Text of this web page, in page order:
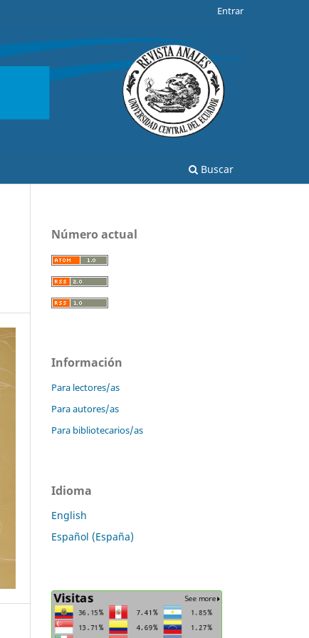
Buscar
Entrar
Número actual
Información
Para lectores/as
Para autores/as
Para bibliotecarios/as
Idioma
English
Español (España)